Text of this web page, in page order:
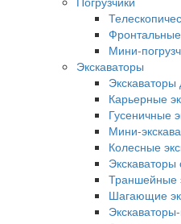
Фронтальные
Мини-
Экскаваторы
Карьерные
Гусеничные
Мини-
Колесные
Траншейные
Шагающие